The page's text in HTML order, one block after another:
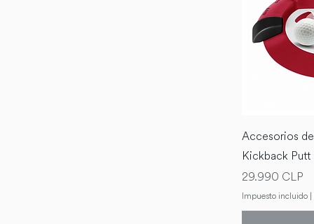
Accesorios
Kickback Putt
Precio
29.990 CLP
Impuesto incluido |